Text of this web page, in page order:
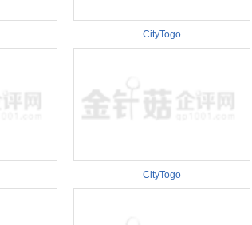
CityTogo
CityTogo